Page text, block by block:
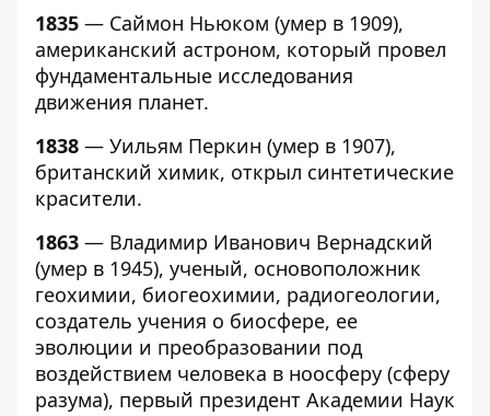
1835 — Саймон Ньюком (умер в 1909),
американский астроном, который провел
фундаментальные исследования
движения планет.
1838 — Уильям Перкин (умер в 1907),
британский химик, открыл синтетические
красители.
1863 — Владимир Иванович Вернадский
(умер в 1945), ученый, основоположник
геохимии, биогеохимии, радиогеологии,
создатель учения о биосфере, ее
эволюции и преобразовании под
воздействием человека в ноосферу (сферу
разума), первый президент Академии Наук